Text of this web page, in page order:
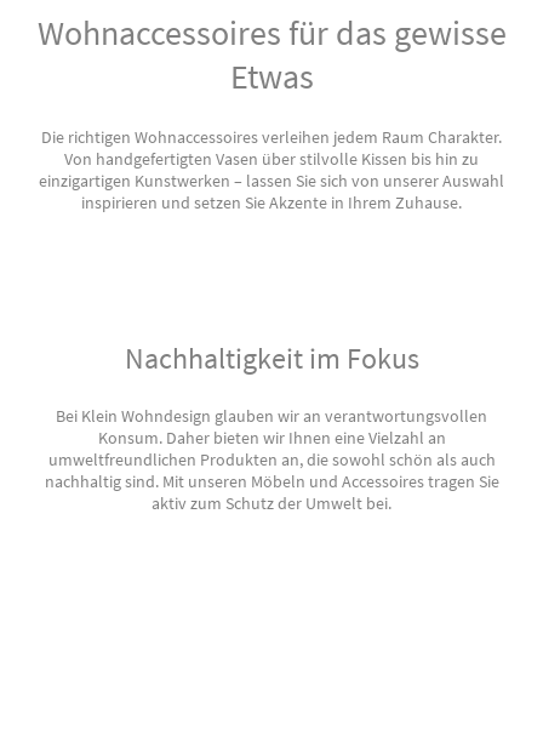
Wohnaccessoires für das gewisse
Etwas
Die richtigen Wohnaccessoires verleihen jedem Raum Charakter.
Von handgefertigten Vasen über stilvolle Kissen bis hin zu
einzigartigen Kunstwerken – lassen Sie sich von unserer Auswahl
inspirieren und setzen Sie Akzente in Ihrem Zuhause.
Nachhaltigkeit im Fokus
Bei Klein Wohndesign glauben wir an verantwortungsvollen
Konsum. Daher bieten wir Ihnen eine Vielzahl an
umweltfreundlichen Produkten an, die sowohl schön als auch
nachhaltig sind. Mit unseren Möbeln und Accessoires tragen Sie
aktiv zum Schutz der Umwelt bei.